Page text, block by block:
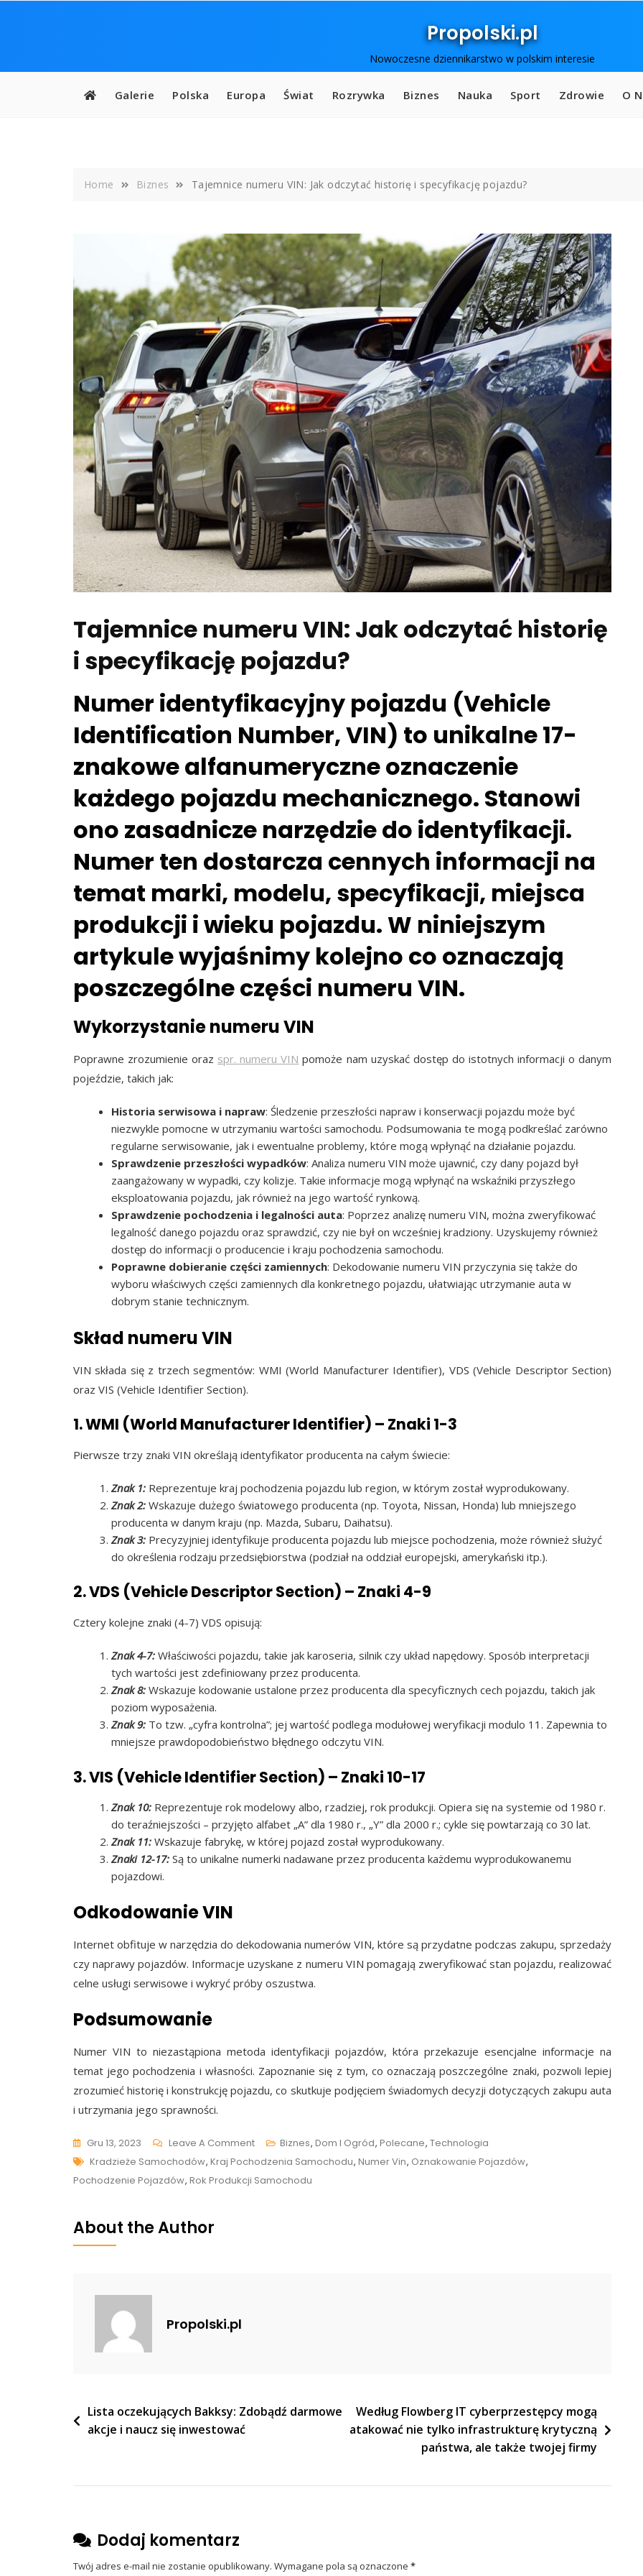
Propolski.pl
Nowoczesne dziennikarstwo w polskim interesie
Galerie Polska Europa Świat Rozrywka Biznes Nauka Sport Zdrowie O
Home Biznes Tajemnice numeru VIN: Jak odczytać historię i specyfikację pojazdu?
Tajemnice numeru VIN: Jak odczytać historię
i specyfikację pojazdu?
Numer identyfikacyjny pojazdu (Vehicle
Identification Number, VIN) to unikalne 17-
znakowe alfanumeryczne oznaczenie
każdego pojazdu mechanicznego. Stanowi
ono zasadnicze narzędzie do identyfikacji.
Numer ten dostarcza cennych informacji na
temat marki, modelu, specyfikacji, miejsca
produkcji i wieku pojazdu. W niniejszym
artykule wyjaśnimy kolejno co oznaczają
poszczególne części numeru VIN.
Wykorzystanie numeru VIN
Poprawne zrozumienie oraz spr. numeru VIN pomoże nam uzyskać dostęp do istotnych informacji o danym
pojeździe, takich jak:
Historia serwisowa i napraw: Śledzenie przeszłości napraw i konserwacji pojazdu może być
niezwykle pomocne w utrzymaniu wartości samochodu. Podsumowania te mogą podkreślać zarówno
regularne serwisowanie, jak i ewentualne problemy, które mogą wpłynąć na działanie pojazdu.
Sprawdzenie przeszłości wypadków: Analiza numeru VIN może ujawnić, czy dany pojazd był
zaangażowany w wypadki, czy kolizje. Takie informacje mogą wpłynąć na wskaźniki przyszłego
eksploatowania pojazdu, jak również na jego wartość rynkową.
Sprawdzenie pochodzenia i legalności auta: Poprzez analizę numeru VIN, można zweryfikować
legalność danego pojazdu oraz sprawdzić, czy nie był on wcześniej kradziony. Uzyskujemy również
dostęp do informacji o producencie i kraju pochodzenia samochodu.
Poprawne dobieranie części zamiennych: Dekodowanie numeru VIN przyczynia się także do
wyboru właściwych części zamiennych dla konkretnego pojazdu, ułatwiając utrzymanie auta w
dobrym stanie technicznym.
Skład numeru VIN
VIN składa się z trzech segmentów: WMI (World Manufacturer Identifier), VDS (Vehicle Descriptor Section)
oraz VIS (Vehicle Identifier Section).
1. WMI (World Manufacturer Identifier) – Znaki 1-3
Pierwsze trzy znaki VIN określają identyfikator producenta na całym świecie:
Znak 1: Reprezentuje kraj pochodzenia pojazdu lub region, w którym został wyprodukowany.
Znak 2: Wskazuje dużego światowego producenta (np. Toyota, Nissan, Honda) lub mniejszego
producenta w danym kraju (np. Mazda, Subaru, Daihatsu).
Znak 3: Precyzyjniej identyfikuje producenta pojazdu lub miejsce pochodzenia, może również służyć
do określenia rodzaju przedsiębiorstwa (podział na oddział europejski, amerykański itp.).
2. VDS (Vehicle Descriptor Section) – Znaki 4-9
Cztery kolejne znaki (4-7) VDS opisują:
Znak 4-7: Właściwości pojazdu, takie jak karoseria, silnik czy układ napędowy. Sposób interpretacji
tych wartości jest zdefiniowany przez producenta.
Znak 8: Wskazuje kodowanie ustalone przez producenta dla specyficznych cech pojazdu, takich jak
poziom wyposażenia.
Znak 9: To tzw. „cyfra kontrolna”; jej wartość podlega modułowej weryfikacji modulo 11. Zapewnia to
mniejsze prawdopodobieństwo błędnego odczytu VIN.
3. VIS (Vehicle Identifier Section) – Znaki 10-17
Znak 10: Reprezentuje rok modelowy albo, rzadziej, rok produkcji. Opiera się na systemie od 1980 r.
do teraźniejszości – przyjęto alfabet „A” dla 1980 r., „Y” dla 2000 r.; cykle się powtarzają co 30 lat.
Znak 11: Wskazuje fabrykę, w której pojazd został wyprodukowany.
Znaki 12-17: Są to unikalne numerki nadawane przez producenta każdemu wyprodukowanemu
pojazdowi.
Odkodowanie VIN
Internet obfituje w narzędzia do dekodowania numerów VIN, które są przydatne podczas zakupu, sprzedaży
czy naprawy pojazdów. Informacje uzyskane z numeru VIN pomagają zweryfikować stan pojazdu, realizować
celne usługi serwisowe i wykryć próby oszustwa.
Podsumowanie
Numer VIN to niezastąpiona metoda identyfikacji pojazdów, która przekazuje esencjalne informacje na
temat jego pochodzenia i własności. Zapoznanie się z tym, co oznaczają poszczególne znaki, pozwoli lepiej
zrozumieć historię i konstrukcję pojazdu, co skutkuje podjęciem świadomych decyzji dotyczących zakupu auta
i utrzymania jego sprawności.
Gru 13, 2023 Leave A CommentOn
Tajemnice
Numeru
Biznes, Dom I Ogród, Polecane, Technologia
Tags
Kradzieże Samochodów, Kraj Pochodzenia Samochodu, Numer Vin, Oznakowanie Pojazdów,
Pochodzenie Pojazdów, Rok Produkcji Samochodu
About the Author
Propolski.pl
Nawigacja
wpisu
Lista oczekujących Bakksy: Zdobądź darmowe
akcje i naucz się inwestować
Według Flowberg IT cyberprzestępcy mogą
atakować nie tylko infrastrukturę krytyczną
państwa, ale także twojej firmy
Dodaj komentarz
Twój adres e-mail nie zostanie opublikowany. Wymagane pola są oznaczone *